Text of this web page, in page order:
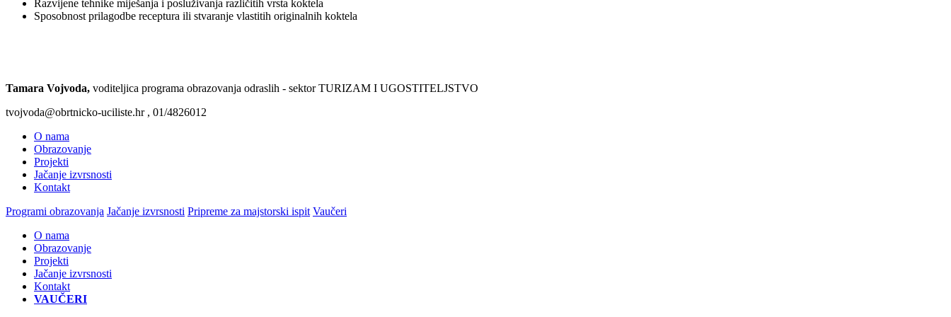
Razvijene tehnike miješanja i posluživanja različitih vrsta koktela
Sposobnost prilagodbe receptura ili stvaranje vlastitih originalnih koktela
Tamara Vojvoda, voditeljica programa obrazovanja odraslih - sektor TURIZAM I UGOSTITELJSTVO
tvojvoda@obrtnicko-uciliste.hr , 01/4826012
O nama
Obrazovanje
Projekti
Jačanje izvrsnosti
Kontakt
Programi obrazovanja Jačanje izvrsnosti Pripreme za majstorski ispit Vaučeri
O nama
Obrazovanje
Projekti
Jačanje izvrsnosti
Kontakt
VAUČERI